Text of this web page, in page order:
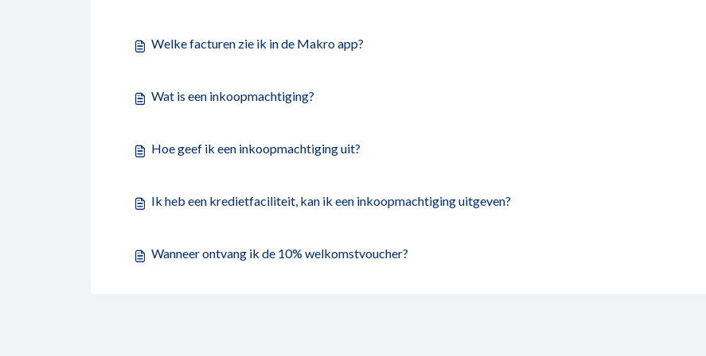
Welke facturen zie ik in de Makro app?
Wat is een inkoopmachtiging?
Hoe geef ik een inkoopmachtiging uit?
Ik heb een kredietfaciliteit, kan ik een inkoopmachtiging uitgeven?
Wanneer ontvang ik de 10% welkomstvoucher?